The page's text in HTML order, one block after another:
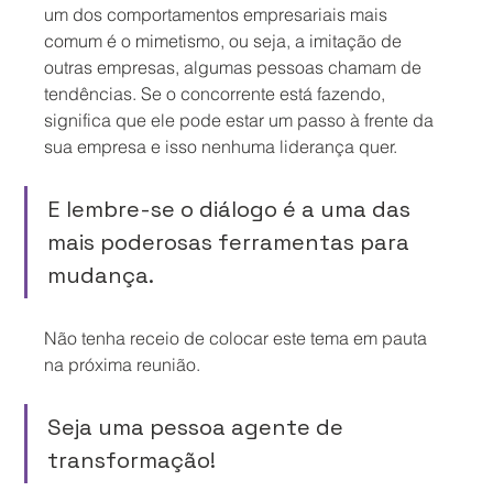
um dos comportamentos empresariais mais
comum é o mimetismo, ou seja, a imitação de
outras empresas, algumas pessoas chamam de
tendências. Se o concorrente está fazendo,
significa que ele pode estar um passo à frente da
sua empresa e isso nenhuma liderança quer.
E lembre-se o diálogo é a uma das
mais poderosas ferramentas para
mudança.
Não tenha receio de colocar este tema em pauta
na próxima reunião.
Seja uma pessoa agente de
transformação!